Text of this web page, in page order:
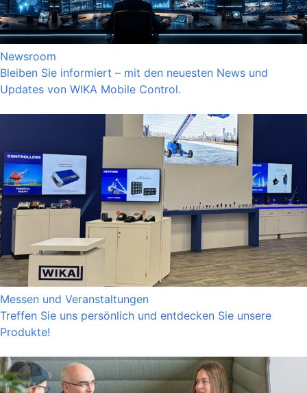
Newsroom
Bleiben Sie informiert – mit den neuesten News und
Updates von WIKA Mobile Control.
Messen und Veranstaltungen
Treffen Sie uns persönlich und entdecken Sie unsere
Produkte!